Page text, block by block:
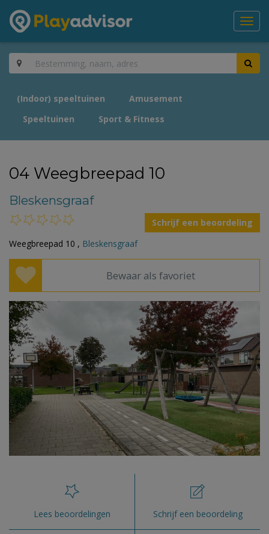
(Indoor) speeltuinen
Amusement
Speeltuinen
Sport & Fitness
04 Weegbreepad 10
Bleskensgraaf
Schrijf een beoordeling
Weegbreepad 10 , Bleskensgraaf
Bewaar als favoriet
Lees beoordelingen Schrijf een beoordeling